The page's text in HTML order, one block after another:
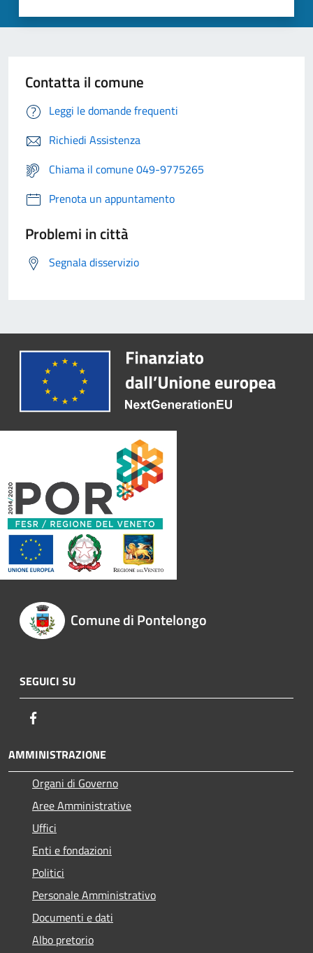
Contatta il comune
Leggi le domande frequenti
Richiedi Assistenza
Chiama il comune 049-9775265
Prenota un appuntamento
Problemi in città
Segnala disservizio
Comune di Pontelongo
SEGUICI SU
AMMINISTRAZIONE
Organi di Governo
Aree Amministrative
Uffici
Enti e fondazioni
Politici
Personale Amministrativo
Documenti e dati
Albo pretorio